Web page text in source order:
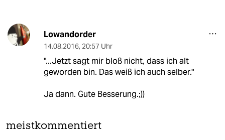
Lowandorder
14.08.2016, 20:57 Uhr
"...Jetzt sagt mir bloß nicht, dass ich alt
geworden bin. Das weiß ich auch selber."
Ja dann. Gute Besserung.;))
meistkommentiert